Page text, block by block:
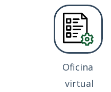
Oficina
virtual